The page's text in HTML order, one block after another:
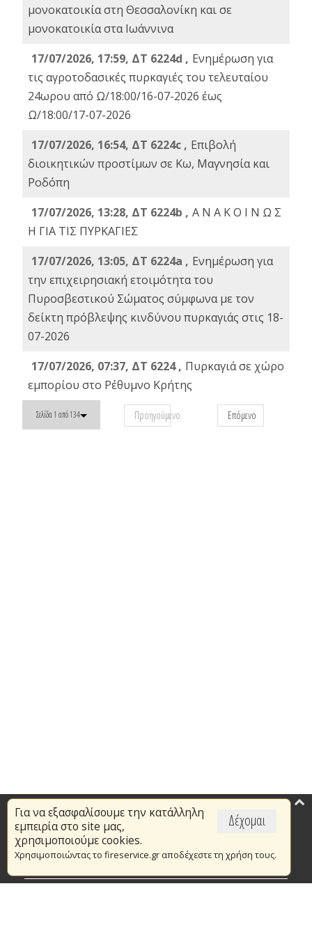
μονοκατοικία στη Θεσσαλονίκη και σε
μονοκατοικία στα Ιωάννινα
17/07/2026, 17:59, ΔΤ 6224d , Ενημέρωση για
τις αγροτοδασικές πυρκαγιές του τελευταίου
24ωρου από Ω/18:00/16-07-2026 έως
Ω/18:00/17-07-2026
17/07/2026, 16:54, ΔΤ 6224c , Επιβολή
διοικητικών προστίμων σε Κω, Μαγνησία και
Ροδόπη
17/07/2026, 13:28, ΔΤ 6224b , Α Ν Α Κ Ο Ι Ν Ω Σ
Η ΓΙΑ ΤΙΣ ΠΥΡΚΑΓΙΕΣ
17/07/2026, 13:05, ΔΤ 6224a , Ενημέρωση για
την επιχειρησιακή ετοιμότητα του
Πυροσβεστικού Σώματος σύμφωνα με τον
δείκτη πρόβλεψης κινδύνου πυρκαγιάς στις 18-
07-2026
17/07/2026, 07:37, ΔΤ 6224 , Πυρκαγιά σε χώρο
εμπορίου στο Ρέθυμνο Κρήτης
Σελίδα 1 από 134 Προηγούμενο Επόμενο
Δέχομαι
Για να εξασφαλίσουμε την κατάλληλη
εμπειρία στο site μας,
χρησιμοποιούμε cookies.
Χρησιμοποιώντας το fireservice.gr αποδέχεστε τη χρήση τους.
Επικαιρότητα
Το Πυροσβεστικό Σώμα